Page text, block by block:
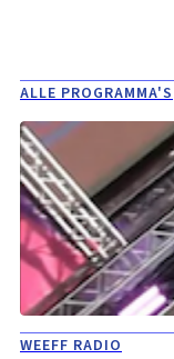
ALLE PROGRAMMA'S
WEEFF RADIO